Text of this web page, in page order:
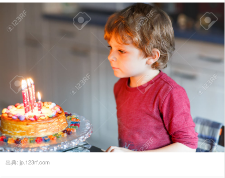
出典: jp.123rf.com